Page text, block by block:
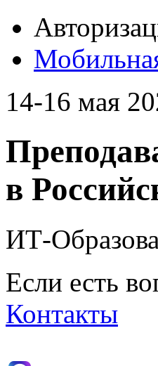
14-16 мая
в
ИТ-
Если есть
Контакты